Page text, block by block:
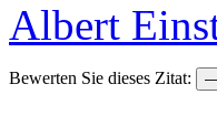
Albert
Bewerten Sie dieses Zitat: